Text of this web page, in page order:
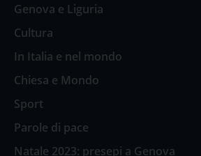
Genova e Liguria
Cultura
In Italia e nel mondo
Chiesa e Mondo
Sport
Parole di pace
Natale 2023: presepi a Genova